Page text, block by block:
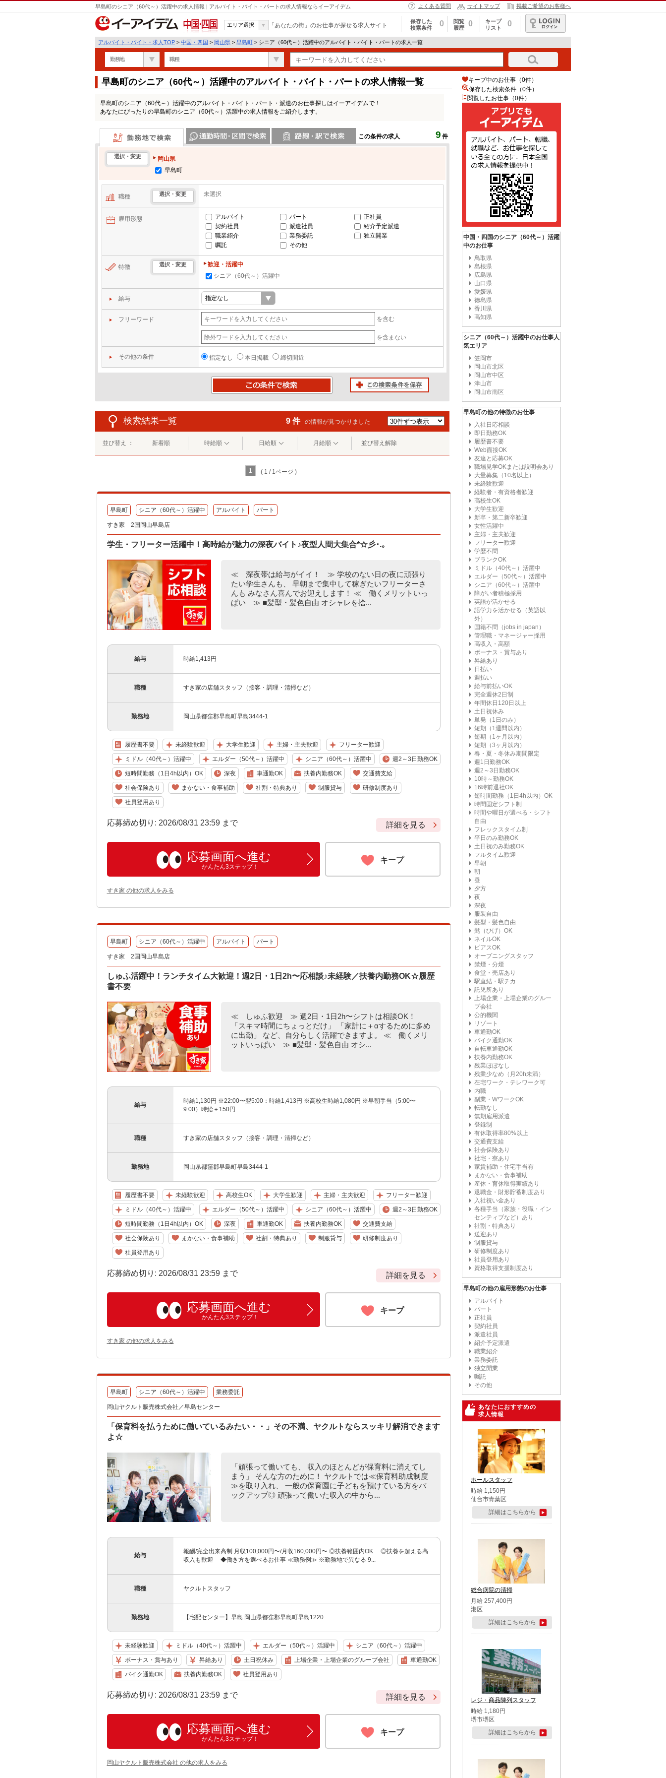
早島町のシニア（60代～）活躍中の求人情報 | アルバイト・バイト・パートの求人情報ならイーアイデム よくある質問 サイトマップ 掲載ご希望のお客様へ
中国・四国
エリア選択 「あなたの街」のお仕事が探せる求人サイト
保存した
検索条件
0
閲覧
履歴
0
キープ
リスト
0
ログイン
アルバイト・バイト・求人TOP > 中国・四国 > 岡山県 > 早島町 > シニア（60代～）活躍中のアルバイト・バイト・パートの求人一覧
勤務地 職種
早島町のシニア（60代～）活躍中のアルバイト・バイト・パートの求人情報一覧
早島町のシニア（60代～）活躍中のアルバイト・バイト・パート・派遣のお仕事探しはイーアイデムで！
あなたにぴったりの早島町のシニア（60代～）活躍中の求人情報をご紹介します。
この条件の求人 9 件
勤務地で検索
選択・変更
岡山県
早島町
職種 選択・変更 未選択
雇用形態 アルバイト パート
正社員
契約社員
派遣社員
紹介予定派遣
職業紹介
業務委託
独立開業
嘱託
その他
特徴 選択・変更
歓迎・活躍中
シニア（60代～）活躍中
給与
フリーワード を含む
を含まない
その他の条件 指定なし 本日掲載 締切間近
検索結果一覧 9 件 の情報が見つかりました
並び替え ： 新着順 時給順 日給順 月給順 並び替え解除
1 ( 1 / 1ページ )
早島町 シニア（60代～）活躍中 アルバイト パート
すき家 2国岡山早島店
学生・フリーター活躍中！高時給が魅力の深夜バイト♪夜型人間大集合*☆彡･.｡
≪ 深夜帯は給与がイイ！ ≫ 学校のない日の夜に頑張り
たい学生さんも、 早朝まで集中して稼ぎたいフリーターさ
んも みなさん喜んでお迎えします！ ≪ 働くメリットいっ
ぱい ≫ ■髪型・髪色自由 オシャレを捨...
給与 時給1,413円
職種 すき家の店舗スタッフ（接客・調理・清掃など）
勤務地 岡山県都窪郡早島町早島3444-1
履歴書不要 未経験歓迎 大学生歓迎 主婦・主夫歓迎 フリーター歓迎
ミドル（40代～）活躍中 エルダー（50代～）活躍中 シニア（60代～）活躍中 週2～3日勤務OK
短時間勤務（1日4h以内）OK 深夜 車通勤OK 扶養内勤務OK 交通費支給
社会保険あり まかない・食事補助 社割・特典あり 制服貸与 研修制度あり
社員登用あり
応募締め切り: 2026/08/31 23:59 まで 詳細を見る
応募画面へ進む
かんたん3ステップ！
キープ
すき家 の他の求人をみる
早島町 シニア（60代～）活躍中 アルバイト パート
すき家 2国岡山早島店
しゅふ活躍中！ランチタイム大歓迎！週2日・1日2h〜応相談♪未経験／扶養内勤務OK☆履歴
書不要
≪ しゅふ歓迎 ≫ 週2日・1日2h〜シフトは相談OK！
「スキマ時間にちょっとだけ」 「家計に＋αするために多め
に出勤」 など、自分らしく活躍できますよ。 ≪ 働くメリ
ットいっぱい ≫ ■髪型・髪色自由 オシ...
給与
時給1,130円 ※22:00〜翌5:00：時給1,413円 ※高校生時給1,080円 ※早朝手当（5:00〜
9:00）時給＋150円
職種 すき家の店舗スタッフ（接客・調理・清掃など）
勤務地 岡山県都窪郡早島町早島3444-1
履歴書不要 未経験歓迎 高校生OK 大学生歓迎 主婦・主夫歓迎 フリーター歓迎
ミドル（40代～）活躍中 エルダー（50代～）活躍中 シニア（60代～）活躍中 週2～3日勤務OK
短時間勤務（1日4h以内）OK 深夜 車通勤OK 扶養内勤務OK 交通費支給
社会保険あり まかない・食事補助 社割・特典あり 制服貸与 研修制度あり
社員登用あり
応募締め切り: 2026/08/31 23:59 まで 詳細を見る
応募画面へ進む
かんたん3ステップ！
キープ
すき家 の他の求人をみる
早島町 シニア（60代～）活躍中 業務委託
岡山ヤクルト販売株式会社／早島センター
「保育料を払うために働いているみたい・・」その不満、ヤクルトならスッキリ解消できます
よ☆
「頑張って働いても、 収入のほとんどが保育料に消えてし
まう」 そんな方のために！ ヤクルトでは≪保育料助成制度
≫を取り入れ、 一般の保育園に子どもを預けている方をバ
ックアップ◎ 頑張って働いた収入の中から...
給与
報酬/完全出来高制 月収100,000円〜/月収160,000円〜 ◎扶養範囲内OK ◎扶養を超える高
収入も歓迎 ◆働き方を選べるお仕事 ≪勤務例≫ ※勤務地で異なる 9...
職種 ヤクルトスタッフ
勤務地 【宅配センター】早島 岡山県都窪郡早島町早島1220
未経験歓迎 ミドル（40代～）活躍中 エルダー（50代～）活躍中 シニア（60代～）活躍中
ボーナス・賞与あり 昇給あり 土日祝休み 上場企業・上場企業のグループ会社 車通勤OK
バイク通勤OK 扶養内勤務OK 社員登用あり
応募締め切り: 2026/08/31 23:59 まで 詳細を見る
応募画面へ進む
かんたん3ステップ！
キープ
岡山ヤクルト販売株式会社 の他の求人をみる
キープ中のお仕事（0件）
保存した検索条件（0件）
閲覧したお仕事（0件）
中国・四国のシニア（60代～）活躍
中のお仕事
鳥取県
島根県
広島県
山口県
愛媛県
徳島県
香川県
高知県
シニア（60代～）活躍中のお仕事人
気エリア
笠岡市
岡山市北区
岡山市中区
津山市
岡山市南区
早島町の他の特徴のお仕事
入社日応相談
即日勤務OK
履歴書不要
Web面接OK
友達と応募OK
職場見学OKまたは説明会あり
大量募集（10名以上）
未経験歓迎
経験者・有資格者歓迎
高校生OK
大学生歓迎
新卒・第二新卒歓迎
女性活躍中
主婦・主夫歓迎
フリーター歓迎
学歴不問
ブランクOK
ミドル（40代～）活躍中
エルダー（50代～）活躍中
シニア（60代～）活躍中
障がい者積極採用
英語が活かせる
語学力を活かせる（英語以
外）
国籍不問（jobs in japan）
管理職・マネージャー採用
高収入・高額
ボーナス・賞与あり
昇給あり
日払い
週払い
給与前払いOK
完全週休2日制
年間休日120日以上
土日祝休み
単発（1日のみ）
短期（1週間以内）
短期（1ヶ月以内）
短期（3ヶ月以内）
春・夏・冬休み期間限定
週1日勤務OK
週2～3日勤務OK
10時～勤務OK
16時前退社OK
短時間勤務（1日4h以内）OK
時間固定シフト制
時間や曜日が選べる・シフト
自由
フレックスタイム制
平日のみ勤務OK
土日祝のみ勤務OK
フルタイム歓迎
早朝
朝
昼
夕方
夜
深夜
服装自由
髪型・髪色自由
髭（ひげ）OK
ネイルOK
ピアスOK
オープニングスタッフ
禁煙・分煙
食堂・売店あり
駅直結・駅チカ
託児所あり
上場企業・上場企業のグルー
プ会社
公的機関
リゾート
車通勤OK
バイク通勤OK
自転車通勤OK
扶養内勤務OK
残業ほぼなし
残業少なめ（月20h未満）
在宅ワーク・テレワーク可
内職
副業・WワークOK
転勤なし
無期雇用派遣
登録制
有休取得率80%以上
交通費支給
社会保険あり
社宅・寮あり
家賃補助・住宅手当有
まかない・食事補助
産休・育休取得実績あり
退職金・財形貯蓄制度あり
入社祝い金あり
各種手当（家族・役職・イン
センティブなど）あり
社割・特典あり
送迎あり
制服貸与
研修制度あり
社員登用あり
資格取得支援制度あり
早島町の他の雇用形態のお仕事
アルバイト
パート
正社員
契約社員
派遣社員
紹介予定派遣
職業紹介
業務委託
独立開業
嘱託
その他
あなたにおすすめの
求人情報
ホールスタッフ
時給 1,150円
仙台市青葉区
詳細はこちらから
総合病院の清掃
月給 257,400円
港区
詳細はこちらから
レジ・商品陳列スタッフ
時給 1,180円
堺市堺区
詳細はこちらから